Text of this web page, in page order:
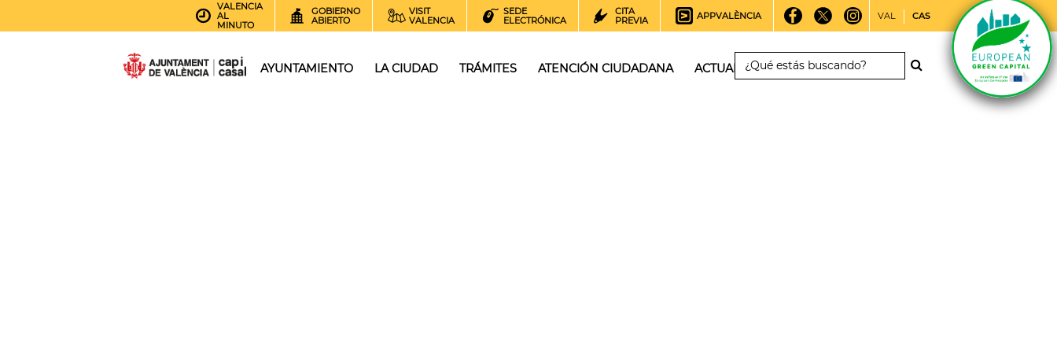
VALENCIA
AL
MINUTO
GOBIERNO
ABIERTO
VISIT
VALENCIA
SEDE
ELECTRÓNICA
CITA
PREVIA
APPVALÈNCIA VAL CAS
AYUNTAMIENTO LA CIUDAD TRÁMITES ATENCIÓN CIUDADANA ACTUALIDAD